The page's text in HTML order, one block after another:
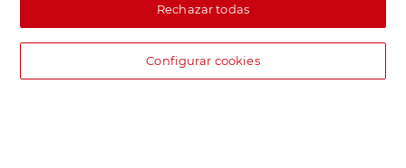
Rechazar todas
Configurar cookies